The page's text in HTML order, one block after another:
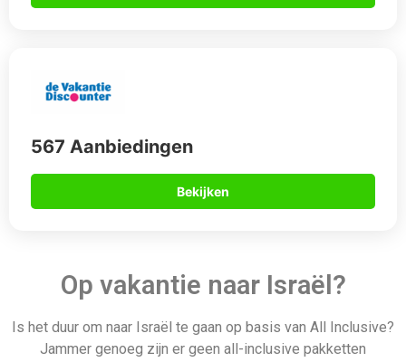
567 Aanbiedingen
Bekijken
Op vakantie naar Israël?
Is het duur om naar Israël te gaan op basis van All Inclusive?
Jammer genoeg zijn er geen all-inclusive pakketten